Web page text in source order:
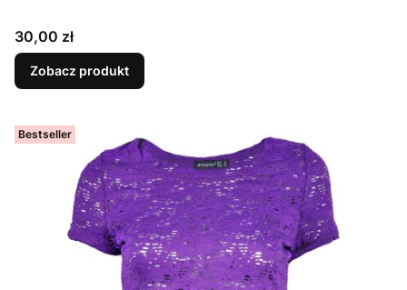
Cena
30,00 zł
Zobacz produkt
Bestseller